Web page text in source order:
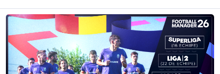
FM 2026 Downloads